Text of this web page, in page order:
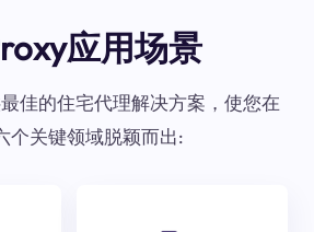
应用场景
佳的住宅代理解决方案，使您在
个关键领域脱颖而出: